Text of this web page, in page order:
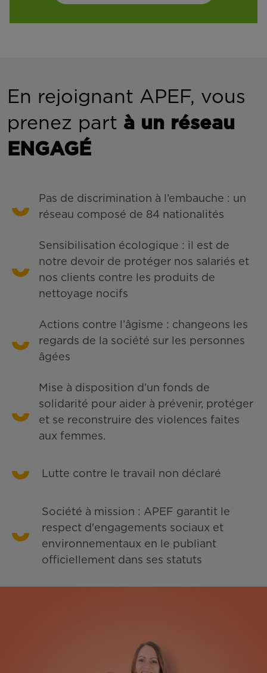
En rejoignant APEF, vous
prenez part à un réseau
ENGAGÉ
Pas de discrimination à l’embauche : un
réseau composé de 84 nationalités
Sensibilisation écologique : il est de
notre devoir de protéger nos salariés et
nos clients contre les produits de
nettoyage nocifs
Actions contre l’âgisme : changeons les
regards de la société sur les personnes
âgées
Mise à disposition d’un fonds de
solidarité pour aider à prévenir, protéger
et se reconstruire des violences faites
aux femmes.
Lutte contre le travail non déclaré
Société à mission : APEF garantit le
respect d'engagements sociaux et
environnementaux en le publiant
officiellement dans ses statuts